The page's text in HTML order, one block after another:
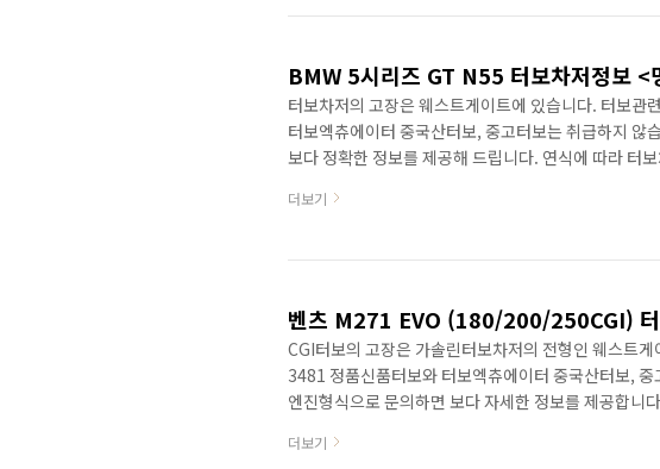
litre biturbo V8 engine with 382 hp (281 kW) 8-
BMW 5시리즈 GT N55 터보차저정보
터보차저의 고장은 웨스트게이트에 있습니다. 터보
터보엑츄에이터 중국산터보, 중고터보는 취급하지 않
보다 정확한 정보를 제공해 드립니다. 연식에 따라 터
엔진을 부착했습니다.N54엔진에 비해 15%정도의 연
같습니다. N55엔진이 2009년에 처음 데뷔 N55엔진
더보기
벤츠 M271 EVO (180/200/250CGI)
CGI터보의 고장은 가솔린터보차저의 전형인 웨스트
3481 정품신품터보와 터보엑츄에이터 중국산터보,
엔진형식으로 문의하면 보다 자세한 정보를 제공합니
직접분사방식을 채용한 엔진입니다. C, E and SLK. 등
더보기